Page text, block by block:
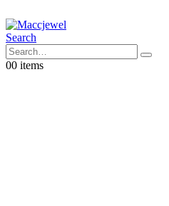
Search
00 items